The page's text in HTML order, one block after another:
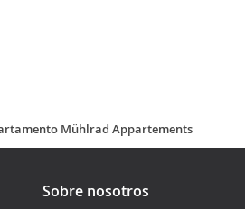
Mühlrad Appartements
Sobre nosotros